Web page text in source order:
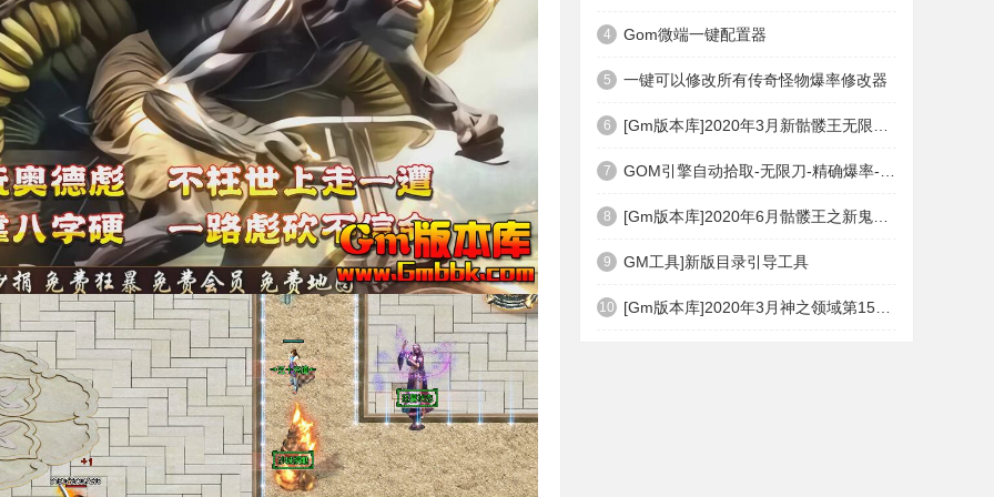
4 Gom微端一键配置器
5 一键可以修改所有传奇怪物爆率修改器
6
7
8
9 GM工具]新版目录引导工具
10